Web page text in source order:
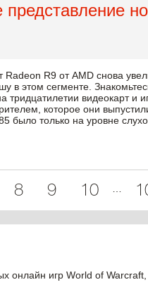
R9 от AMD снова
в этом сегменте.
видеокарт и
которое они
было только на уровне
8 9 10
онлайн игр World of